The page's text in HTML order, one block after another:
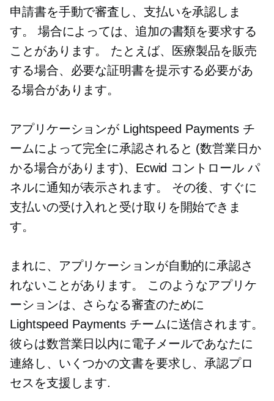
申請書を手動で審査し、支払いを承認しま
す。 場合によっては、追加の書類を要求する
ことがあります。 たとえば、医療製品を販売
する場合、必要な証明書を提示する必要があ
る場合があります。
アプリケーションが Lightspeed Payments チ
ームによって完全に承認されると (数営業日か
かる場合があります)、Ecwid コントロール パ
ネルに通知が表示されます。 その後、すぐに
支払いの受け入れと受け取りを開始できま
す。
まれに、アプリケーションが自動的に承認さ
れないことがあります。 このようなアプリケ
ーションは、さらなる審査のために
Lightspeed Payments チームに送信されます。
彼らは数営業日以内に電子メールであなたに
連絡し、いくつかの文書を要求し、承認プロ
セスを支援します.